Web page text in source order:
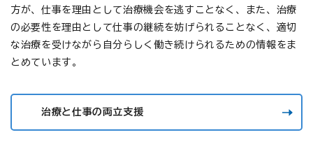
方が、仕事を理由として治療機会を逃すことなく、また、治療
の必要性を理由として仕事の継続を妨げられることなく、適切
な治療を受けながら自分らしく働き続けられるための情報をま
とめています。
治療と仕事の両立支援